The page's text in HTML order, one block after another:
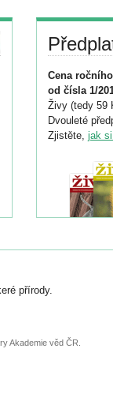
Cena
od čísla 1/
Živy (tedy 59
Dvouleté
Zjistěte, jak
přírody.
Akademie věd ČR.